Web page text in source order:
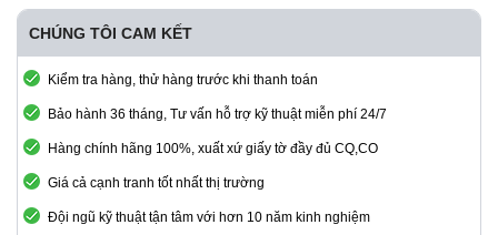
CHÚNG TÔI CAM KẾT
Kiểm tra hàng, thử hàng trước khi thanh toán
Bảo hành 36 tháng, Tư vấn hỗ trợ kỹ thuật miễn phí 24/7
Hàng chính hãng 100%, xuất xứ giấy tờ đầy đủ CQ,CO
Giá cả cạnh tranh tốt nhất thị trường
Đội ngũ kỹ thuật tận tâm với hơn 10 năm kinh nghiệm